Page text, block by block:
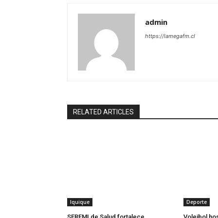
admin
https://lamegafm.cl
RELATED ARTICLES
Iquique Deporte